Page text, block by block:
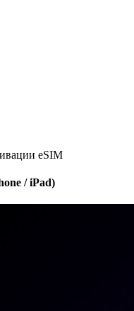
eSIM
/ iPad)